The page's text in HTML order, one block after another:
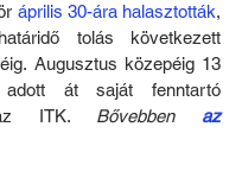
április 30-ára halasztották,
tolás következett
Augusztus közepéig 13
át saját fenntartó
az ITK. Bővebben az